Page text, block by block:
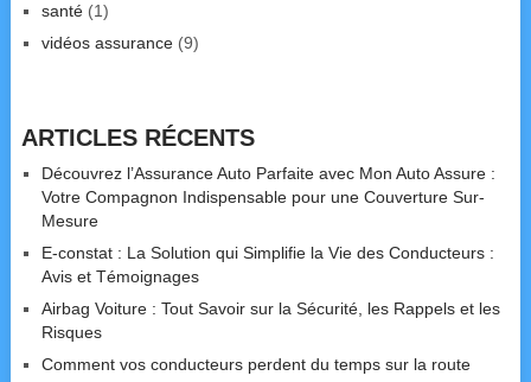
santé(1)
vidéos assurance(9)
ARTICLES RÉCENTS
Découvrez l’Assurance Auto Parfaite avec Mon Auto Assure :
Votre Compagnon Indispensable pour une Couverture Sur-
Mesure
E-constat : La Solution qui Simplifie la Vie des Conducteurs :
Avis et Témoignages
Airbag Voiture : Tout Savoir sur la Sécurité, les Rappels et les
Risques
Comment vos conducteurs perdent du temps sur la route